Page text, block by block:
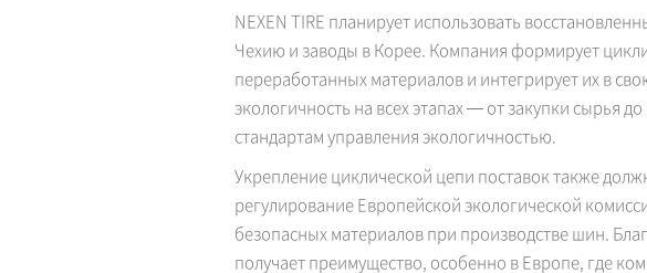
NEXEN TIRE планирует использовать
Чехию и заводы в Корее. Компания формирует
переработанных материалов и интегрирует их в
экологичность на всех этапах — от закупки сырья
стандартам управления экологичностью.
Укрепление циклической цепи поставок также
регулирование Европейской экологической
безопасных материалов при производстве шин.
получает преимущество, особенно в Европе, где